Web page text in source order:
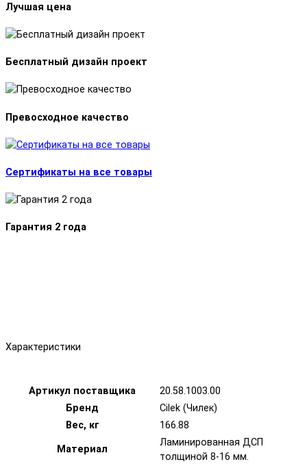
Лучшая цена
Бесплатный дизайн проект
Превосходное качество
Сертификаты на все товары
Гарантия 2 года
Характеристики
Артикул поставщика
20.58.1003.00
Бренд
Cilek (Чилек)
Вес, кг
166.88
Материал
Ламинированная ДСП
толщиной 8-16 мм.